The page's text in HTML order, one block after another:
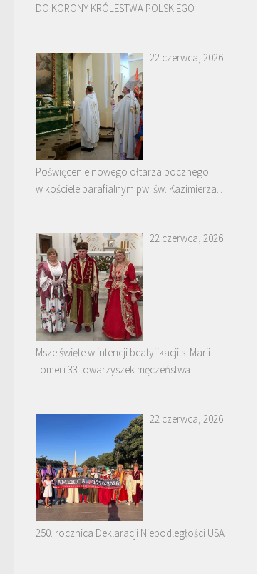
DO KORONY KRÓLESTWA POLSKIEGO
22 czerwca, 2026
Poświęcenie nowego ołtarza bocznego
w kościele parafialnym pw. św. Kazimierza
22 czerwca, 2026
Msze święte w intencji beatyfikacji s. Marii
Tomei i 33 towarzyszek męczeństwa
22 czerwca, 2026
250. rocznica Deklaracji Niepodległości USA